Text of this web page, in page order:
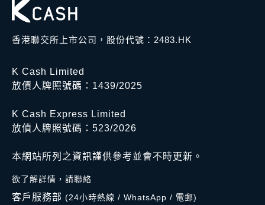
香港聯交所上市公司，股份代號：2483.HK
K Cash Limited
放債人牌照號碼：1439/2025
K Cash Express Limited
放債人牌照號碼：523/2026
本網站所列之資訊謹供參考並會不時更新。
欲了解詳情，請聯絡
客戶服務部 (24小時熱線 / WhatsApp / 電郵)